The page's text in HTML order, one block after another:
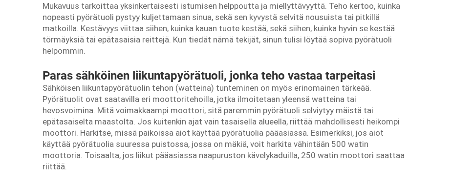
Mukavuus tarkoittaa yksinkertaisesti istumisen helppoutta ja miellyttävyyttä. Teho kertoo, kuinka
nopeasti pyörätuoli pystyy kuljettamaan sinua, sekä sen kyvystä selvitä nousuista tai pitkillä
matkoilla. Kestävyys viittaa siihen, kuinka kauan tuote kestää, sekä siihen, kuinka hyvin se kestää
törmäyksiä tai epätasaisia reittejä. Kun tiedät nämä tekijät, sinun tulisi löytää sopiva pyörätuoli
helpommin.
Paras sähköinen liikuntapyörätuoli, jonka teho vastaa tarpeitasi
Sähköisen liikuntapyörätuolin tehon (watteina) tunteminen on myös erinomainen tärkeää.
Pyörätuolit ovat saatavilla eri moottoritehoilla, jotka ilmoitetaan yleensä watteina tai
hevosvoimina. Mitä voimakkaampi moottori, sitä paremmin pyörätuoli selviytyy mäistä tai
epätasaiselta maastolta. Jos kuitenkin ajat vain tasaisella alueella, riittää mahdollisesti heikompi
moottori. Harkitse, missä paikoissa aiot käyttää pyörätuolia pääasiassa. Esimerkiksi, jos aiot
käyttää pyörätuolia suuressa puistossa, jossa on mäkiä, voit harkita vähintään 500 watin
moottoria. Toisaalta, jos liikut pääasiassa naapuruston kävelykaduilla, 250 watin moottori saattaa
riittää.